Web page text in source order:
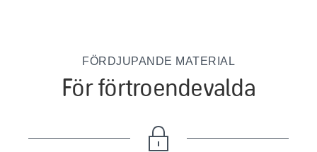
FÖRDJUPANDE MATERIAL
För förtroendevalda